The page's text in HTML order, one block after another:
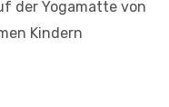
der Yogamatte von
Kindern